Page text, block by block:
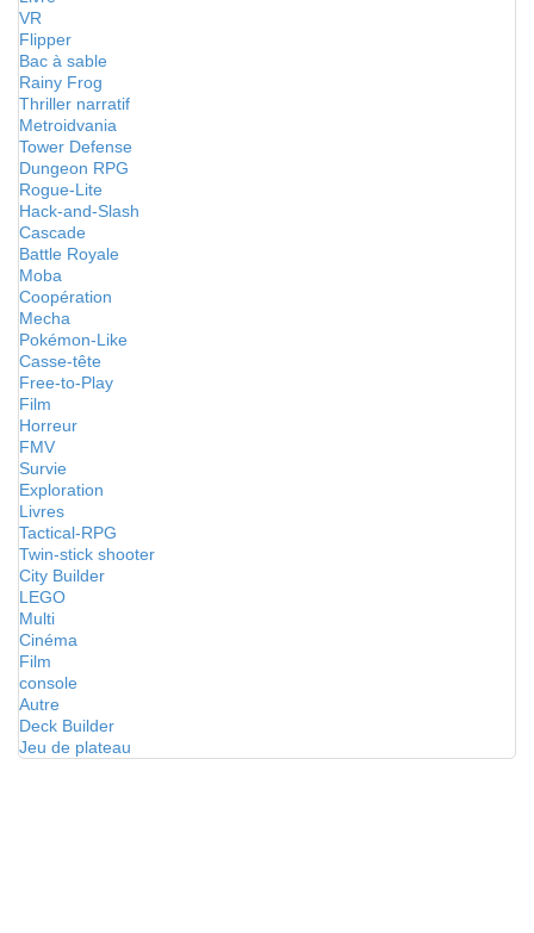
VR
Flipper
Bac à sable
Rainy Frog
Thriller narratif
Metroidvania
Tower Defense
Dungeon RPG
Rogue-Lite
Hack-and-Slash
Cascade
Battle Royale
Moba
Coopération
Mecha
Pokémon-Like
Casse-tête
Free-to-Play
Film
Horreur
FMV
Survie
Exploration
Livres
Tactical-RPG
Twin-stick shooter
City Builder
LEGO
Multi
Cinéma
Film
console
Autre
Deck Builder
Jeu de plateau